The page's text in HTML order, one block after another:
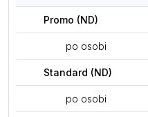
Promo (ND)
po osobi
Standard (ND)
po osobi